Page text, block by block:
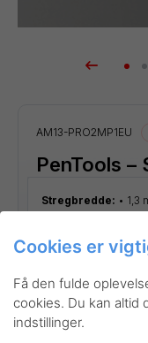
AM13-PRO2MP1EU
PenTools –
Stregbredde: 1,3
Cookies er
Få den fulde
cookies. Du kan altid
indstillinger.